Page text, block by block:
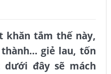
khăn tắm thế này,
giẻ lau, tốn
đây sẽ mách